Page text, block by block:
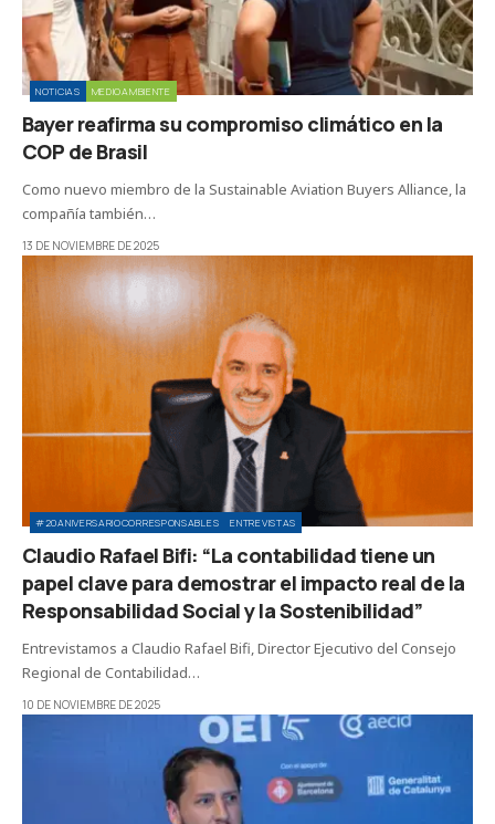
NOTICIAS MEDIOAMBIENTE
Bayer reafirma su compromiso climático en la
COP de Brasil
Como nuevo miembro de la Sustainable Aviation Buyers Alliance, la
compañía también…
13 DE NOVIEMBRE DE 2025
#20ANIVERSARIOCORRESPONSABLES ENTREVISTAS
Claudio Rafael Bifi: “La contabilidad tiene un
papel clave para demostrar el impacto real de la
Responsabilidad Social y la Sostenibilidad”
Entrevistamos a Claudio Rafael Bifi, Director Ejecutivo del Consejo
Regional de Contabilidad…
10 DE NOVIEMBRE DE 2025